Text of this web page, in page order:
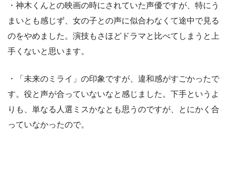
・神木くんとの映画の時にされていた声優ですが、特にう
まいとも感じず、女の子との声に似合わなくて途中で見る
のをやめました。演技もさほどドラマと比べてしまうと上
手くないと思います。
・「未来のミライ」の印象ですが、違和感がすごかったで
す。役と声が合っていないなと感じました。下手というよ
りも、単なる人選ミスかなとも思うのですが、とにかく合
っていなかったので。